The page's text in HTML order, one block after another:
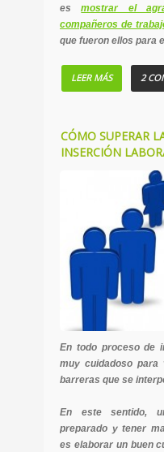
esmostrar el
compañeros de
que fueron ellos para
LEER MÁS 2
CÓMO SUPERAR
INSERCIÓN
En todo proceso de
muy cuidadoso
barreras que se
En este sentido,
preparado y tener
es elaborar un buen